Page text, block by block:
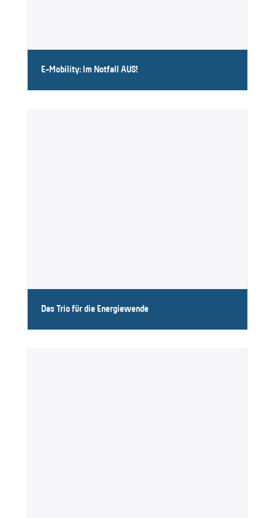
E-Mobility: Im Notfall AUS!
Fehlerstromschutz für Ladesäulen mit NOT-AUS-
Das Trio für die Energiewende
Fehlerstromschutz für Photovoltaik, Wärmepumpen und